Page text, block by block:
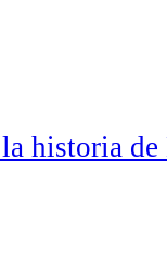
historia